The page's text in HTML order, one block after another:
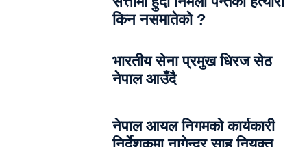
किन नसमातेको ?
भारतीय सेना प्रमुख धिरज सेठ
नेपाल आउँदै
नेपाल आयल निगमको कार्यकारी